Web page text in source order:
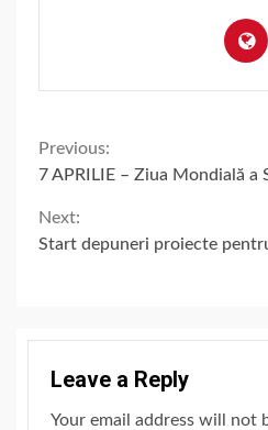
Continue
Reading
Previous:
7 APRILIE – Ziua Mondială a
Next:
Start depuneri proiecte
Leave a Reply
Your email address will not